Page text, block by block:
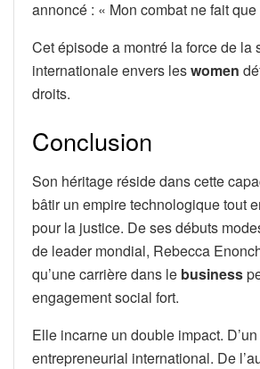
annoncé : « Mon combat ne fait
Cet épisode a montré la force de la
internationale envers leswomen
droits.
Conclusion
Son héritage réside dans cette
bâtir un empire technologique tout
pour la justice. De ses débuts
de leader mondial, Rebecca
qu’une carrière dans le business
engagement social fort.
Elle incarne un double impact.
entrepreneurial international. De